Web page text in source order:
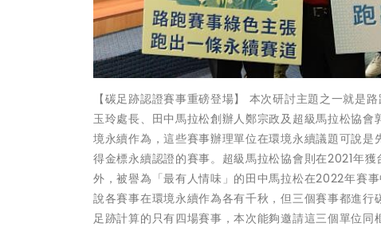
【碳足跡認證賽事重磅登場】 本次研討主題之一就是
玉玲處長、田中馬拉松創辦人鄭宗政及超級馬拉松協
境永續作為，這些賽事辦理單位在環境永續議題可說
得金標永續認證的賽事。超級馬拉松協會則在2021年
外，被譽為「最有人情味」的田中馬拉松在2022年賽
說各賽事在環境永續作為各有千秋，但三個賽事都進
足跡計算的只有四場賽事，本次能夠邀請這三個單位同